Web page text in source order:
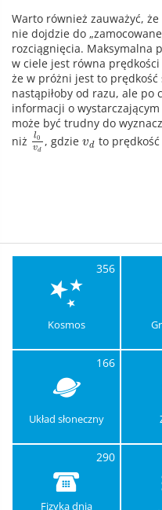
Warto również zauważyć,
nie dojdzie do
rozciągnięcia. Maksymalna
w ciele jest równa
że w próżni jest to prędkość
nastąpiłoby od razu, ale po
informacji o wystarczającym
może być trudny do
niż
l0
vd
, gdzievd to
356
Kosmos
166
Układ słoneczny
290
Fizyka dnia